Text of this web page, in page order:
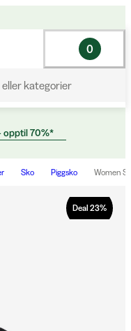
kategorier
0
opptil 70%*
Sko Piggsko Women
Deal 23%